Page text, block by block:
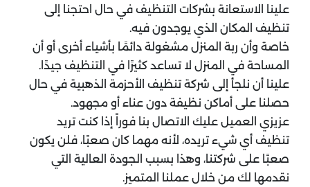
علينا الاستعانة بشركات التنظيف في حال احتجنا إلى
تنظيف المكان الذي يوجدون فيه.
خاصة وأن ربة المنزل مشغولة دائمًا بأشياء أخرى أو أن
المساحة في المنزل لا تساعد كثيرًا في التنظيف جيدًا.
علينا أن نلجأ إلى شركة تنظيف الأحزمة الذهبية في حال
حصلنا على أماكن نظيفة دون عناء أو مجهود.
عزيزي العميل عليك الاتصال بنا فوراً إذا كنت تريد
تنظيف أي شيء تريده، لأنه مهما كان صعبًا، فلن يكون
صعبًا على شركتنا، وهذا بسبب الجودة العالية التي
نقدمها لك من خلال عملنا المتميز.